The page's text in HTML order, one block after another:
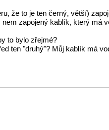
že to je ten černý, větší)
zapojený kablík, který má
to bylo zřejmé?
ten "druhý"? Můj kablík má